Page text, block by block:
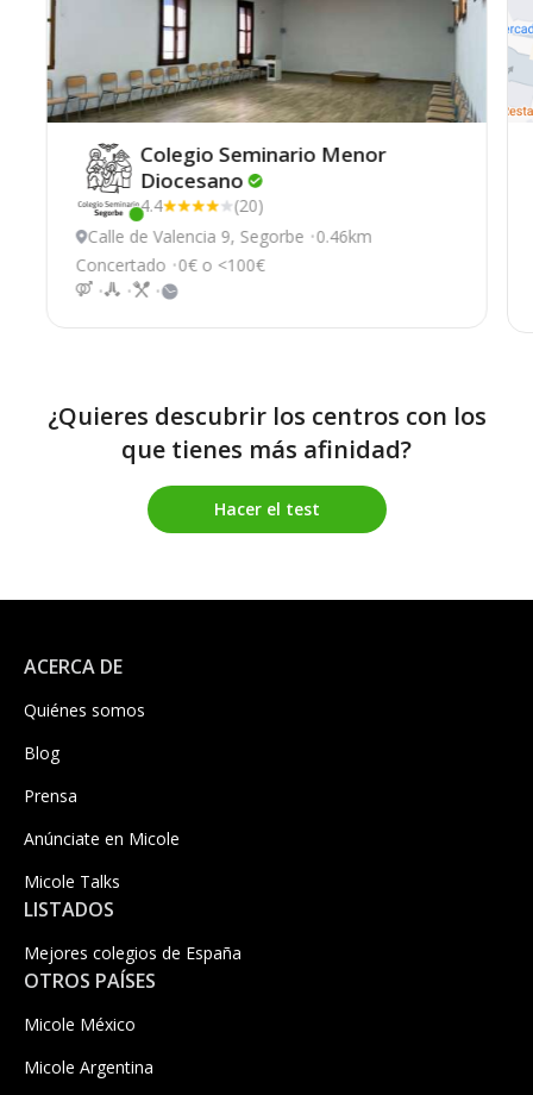
Este centro ha estado online recientemente
Colegio Seminario Menor
Diocesano
4.4
(20)
Calle de Valencia 9, Segorbe 0.46km
Concertado 0€ o <100€
¿Quieres descubrir los centros con los
que tienes más afinidad?
Hacer el test
ACERCA DE
Quiénes somos
Blog
Prensa
Anúnciate en Micole
Micole Talks
LISTADOS
Mejores colegios de España
OTROS PAÍSES
Micole México
Micole Argentina